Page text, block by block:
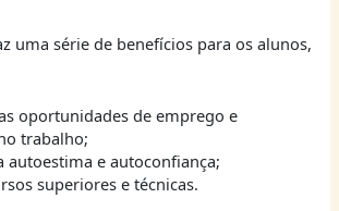
uma série de benefícios para os alunos,
oportunidades de emprego e
trabalho;
autoestima e autoconfiança;
superiores e técnicas.